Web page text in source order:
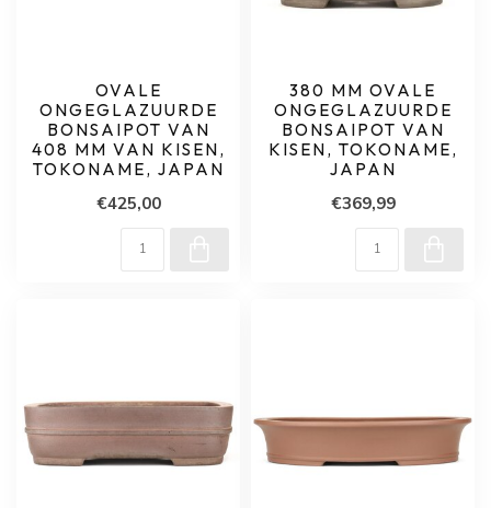
OVALE
ONGEGLAZUURDE
BONSAIPOT VAN
408 MM VAN KISEN,
TOKONAME, JAPAN
€425,00
380 MM OVALE
ONGEGLAZUURDE
BONSAIPOT VAN
KISEN, TOKONAME,
JAPAN
€369,99